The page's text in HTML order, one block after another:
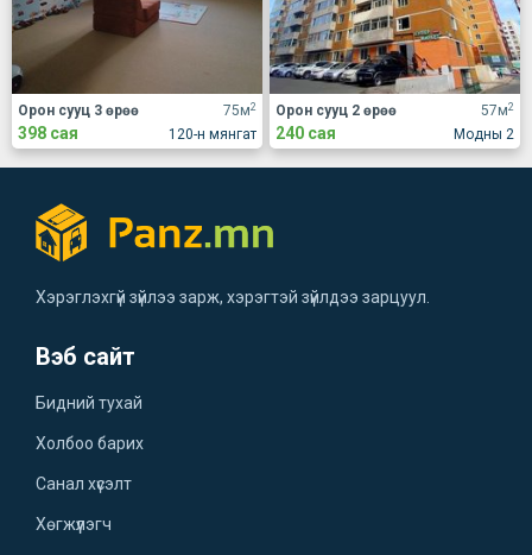
75м2
120-н мянгат
Орон сууц 3 өрөө
398 сая
57м2
Модны 2
Орон сууц 2 өрөө
240 сая
Хэрэглэхгүй зүйлээ зарж, хэрэгтэй зүйлдээ зарцуул.
Вэб сайт
Бидний тухай
Холбоо барих
Санал хүсэлт
Хөгжүүлэгч